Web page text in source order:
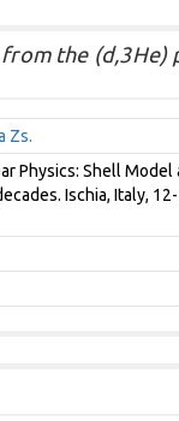
the (d,3He)
Zs.
Physics: Shell Model
Ischia, Italy,